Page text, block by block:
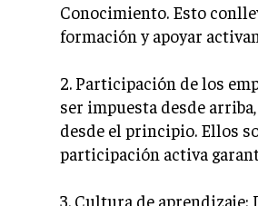
Conocimiento. Esto
formación y apoyar
2. Participación de los
ser impuesta desde
desde el principio. Ellos
participación activa
3. Cultura de